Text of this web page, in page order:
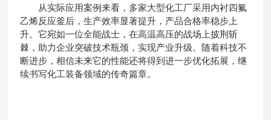
从实际应用案例来看，多家大型化工厂采用内衬四氟
乙烯反应釜后，生产效率显著提升，产品合格率稳步上
升。它宛如一位全能战士，在高温高压的战场上披荆斩
棘，助力企业突破技术瓶颈，实现产业升级。随着科技不
断进步，相信未来它的性能还将得到进一步优化拓展，继
续书写化工装备领域的传奇篇章。